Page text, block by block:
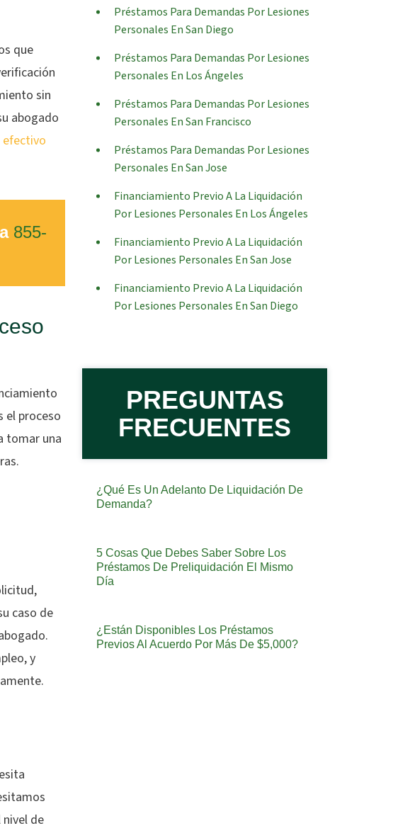
que
sin
abogado
efectivo
855-
el proceso
tomar una
caso de
y
de
Préstamos Para Demandas Por Lesiones
Personales En San Diego
Préstamos Para Demandas Por Lesiones
Personales En Los Ángeles
Préstamos Para Demandas Por Lesiones
Personales En San Francisco
Préstamos Para Demandas Por Lesiones
Personales En San Jose
Financiamiento Previo A La Liquidación
Por Lesiones Personales En Los Ángeles
Financiamiento Previo A La Liquidación
Por Lesiones Personales En San Jose
Financiamiento Previo A La Liquidación
Por Lesiones Personales En San Diego
PREGUNTAS
FRECUENTES
¿Qué Es Un Adelanto De Liquidación De
Demanda?
5 Cosas Que Debes Saber Sobre Los
Préstamos De Preliquidación El Mismo
Día
¿Están Disponibles Los Préstamos
Previos Al Acuerdo Por Más De $5,000?